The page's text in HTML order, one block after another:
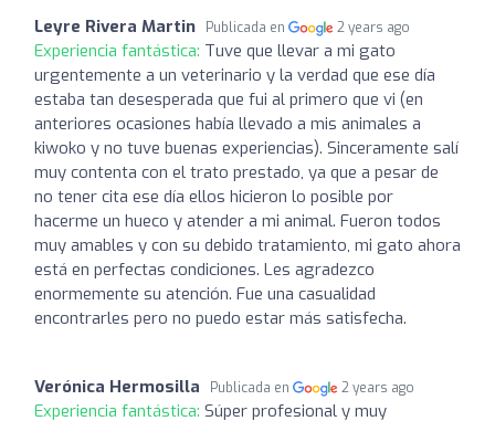
Leyre Rivera Martin Publicada en 2 years ago
Experiencia fantástica: Tuve que llevar a mi gato
urgentemente a un veterinario y la verdad que ese día
estaba tan desesperada que fui al primero que vi (en
anteriores ocasiones había llevado a mis animales a
kiwoko y no tuve buenas experiencias). Sinceramente salí
muy contenta con el trato prestado, ya que a pesar de
no tener cita ese día ellos hicieron lo posible por
hacerme un hueco y atender a mi animal. Fueron todos
muy amables y con su debido tratamiento, mi gato ahora
está en perfectas condiciones. Les agradezco
enormemente su atención. Fue una casualidad
encontrarles pero no puedo estar más satisfecha.
Verónica Hermosilla Publicada en 2 years ago
Experiencia fantástica: Súper profesional y muy